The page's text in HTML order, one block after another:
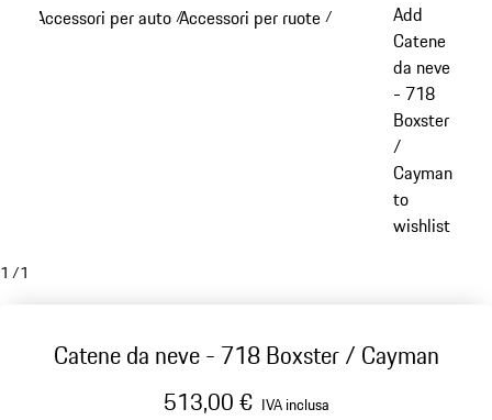
principale
Accessori per auto /Accessori per ruote /
Add
Catene
da neve
- 718
Boxster
/
Cayman
to
wishlist
1 /1
Catene da neve - 718 Boxster / Cayman
513,00 € IVA inclusa